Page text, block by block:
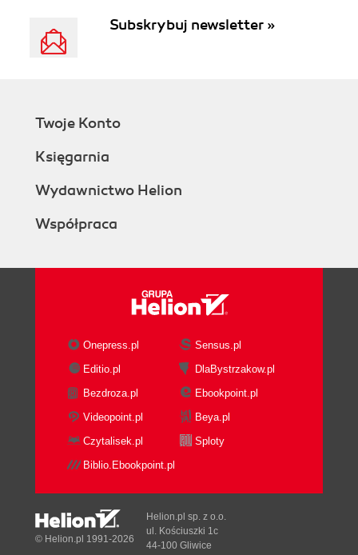
Subskrybuj newsletter »
Twoje Konto
Księgarnia
Wydawnictwo Helion
Współpraca
Onepress.pl
Sensus.pl
Editio.pl
DlaBystrzakow.pl
Bezdroza.pl
Ebookpoint.pl
Videopoint.pl
Beya.pl
Czytalisek.pl
Sploty
Biblio.Ebookpoint.pl
© Helion.pl 1991-2026
Helion.pl sp. z o.o.
ul. Kościuszki 1c
44-100 Gliwice